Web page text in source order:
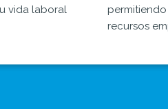
vida laboral
recursos